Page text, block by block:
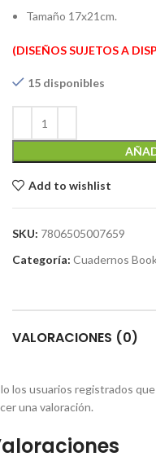
Tamaño 17x21cm.
(DISEÑOS SUJETOS A
15 disponibles
Add to wishlist
SKU: 7806505007659
Categoría: Cuadernos
VALORACIONES (0)
los usuarios registrados
una valoración.